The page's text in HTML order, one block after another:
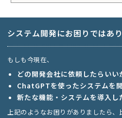
システム開発にお困りではあ
もしも今現在、
どの開発会社に依頼したらいい
ChatGPTを使ったシステムを
新たな機能・システムを導入し
上記のようなお困りがありましたら、